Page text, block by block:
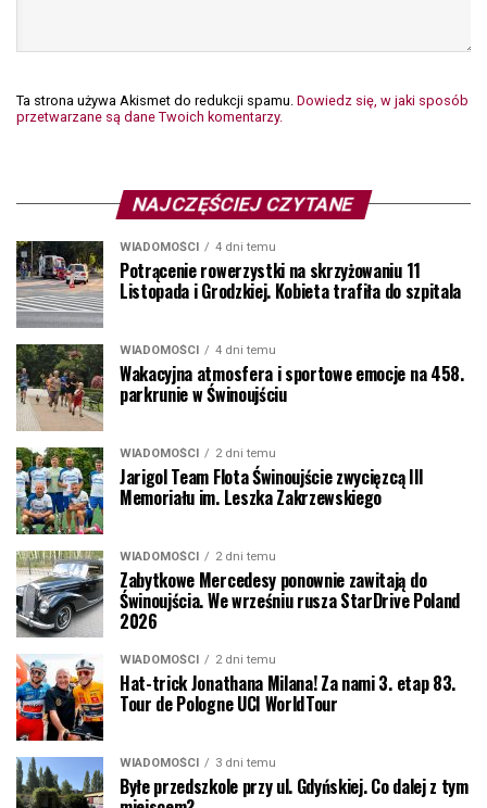
Ta strona używa Akismet do redukcji spamu. Dowiedz się, w jaki sposób
przetwarzane są dane Twoich komentarzy.
NAJCZĘŚCIEJ CZYTANE
WIADOMOŚCI 4 dni temu
Potrącenie rowerzystki na skrzyżowaniu 11
Listopada i Grodzkiej. Kobieta trafiła do szpitala
WIADOMOŚCI 4 dni temu
Wakacyjna atmosfera i sportowe emocje na 458.
parkrunie w Świnoujściu
WIADOMOŚCI 2 dni temu
Jarigol Team Flota Świnoujście zwycięzcą III
Memoriału im. Leszka Zakrzewskiego
WIADOMOŚCI 2 dni temu
Zabytkowe Mercedesy ponownie zawitają do
Świnoujścia. We wrześniu rusza StarDrive Poland
2026
WIADOMOŚCI 2 dni temu
Hat-trick Jonathana Milana! Za nami 3. etap 83.
Tour de Pologne UCI WorldTour
WIADOMOŚCI 3 dni temu
Byłe przedszkole przy ul. Gdyńskiej. Co dalej z tym